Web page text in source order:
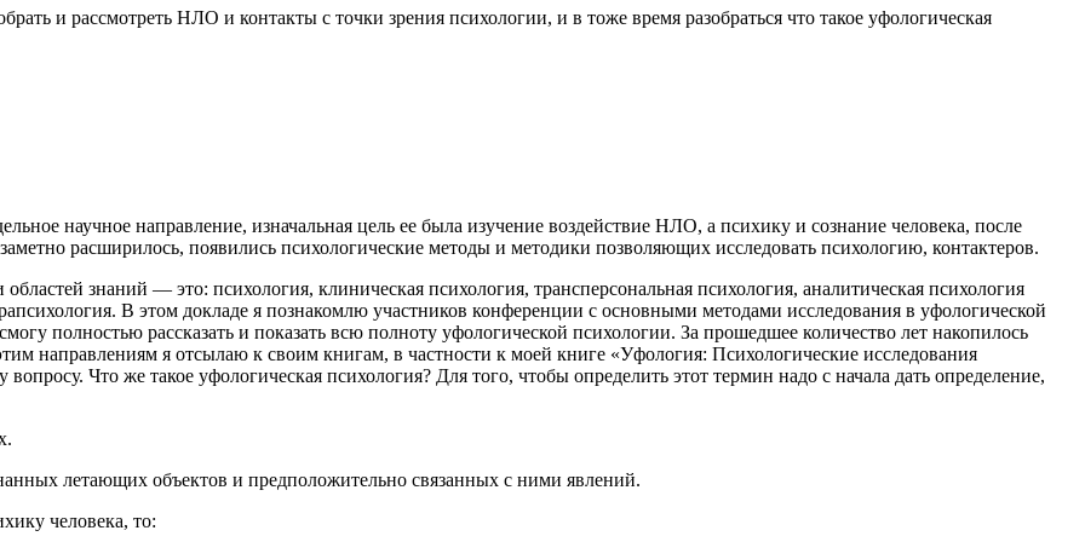
и рассмотреть НЛО и контакты с точки зрения психологии, и в тоже время разобраться что такое уфологическая
научное направление, изначальная цель ее была изучение воздействие НЛО, а психику и сознание человека, после
расширилось, появились психологические методы и методики позволяющих исследовать психологию, контактеров.
областей знаний — это: психология, клиническая психология, трансперсональная психология, аналитическая психология
В этом докладе я познакомлю участников конференции с основными методами исследования в уфологической
полностью рассказать и показать всю полноту уфологической психологии. За прошедшее количество лет накопилось
направлениям я отсылаю к своим книгам, в частности к моей книге «Уфология: Психологические исследования
Что же такое уфологическая психология? Для того, чтобы определить этот термин надо с начала дать определение,
летающих объектов и предположительно связанных с ними явлений.
человека, то: